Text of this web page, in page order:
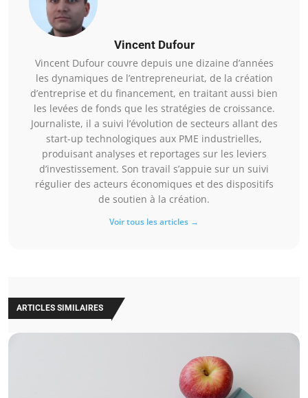
Vincent Dufour
Vincent Dufour couvre depuis une dizaine d’années
les dynamiques de l’entrepreneuriat, de la création
d’entreprise et du financement, en traitant aussi bien
les levées de fonds que les stratégies de croissance.
Journaliste, il a suivi l’évolution de secteurs allant des
start-up technologiques aux PME industrielles,
produisant analyses et reportages sur les leviers
d’investissement. Son travail s’appuie sur un suivi
régulier des acteurs économiques et des dispositifs
de soutien à la création.
Voir tous les articles →
ARTICLES SIMILAIRES